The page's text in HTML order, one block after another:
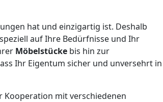
hat und einzigartig ist. Deshalb
auf Ihre Bedürfnisse und Ihr
Möbelstücke bis hin zur
Ihr Eigentum sicher und unversehrt in
mit verschiedenen